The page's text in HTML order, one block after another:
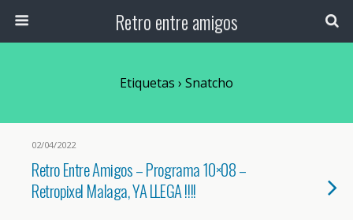
Retro entre amigos
Etiquetas › Snatcho
02/04/2022
Retro Entre Amigos – Programa 10×08 –
Retropixel Malaga, YA LLEGA !!!!